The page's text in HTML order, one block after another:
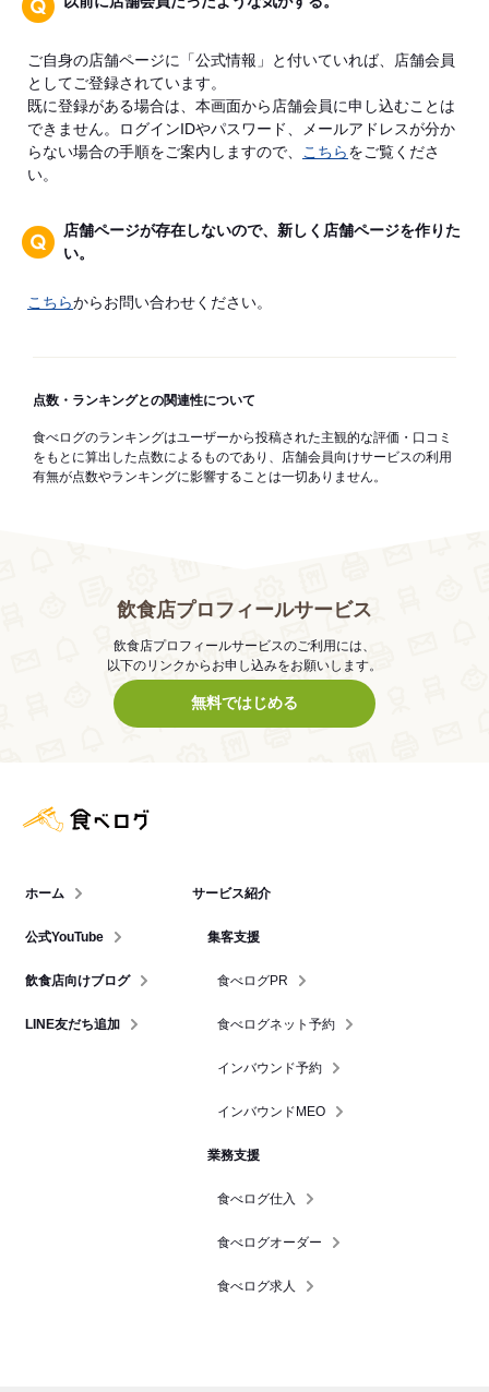
ご自身の店舗ページに「公式情報」と付いていれば、店舗会員
としてご登録されています。
既に登録がある場合は、本画面から店舗会員に申し込むことは
できません。ログインIDやパスワード、メールアドレスが分か
らない場合の手順をご案内しますので、
こちらをご覧くださ
い。
店舗ページが存在しないので、新しく店舗ページを作りた
い。
こちらからお問い合わせください。
点数・ランキングとの関連性について
食べログのランキングはユーザーから投稿された主観的な評価・口コミ
をもとに算出した点数によるものであり、店舗会員向けサービスの利用
有無が点数やランキングに影響することは一切ありません。
飲食店プロフィールサービス
飲食店プロフィールサービスのご利用には、
以下のリンクからお申し込みをお願いします。
無料ではじめる
ホーム
公式YouTube
飲食店向けブログ
LINE友だち追加
サービス紹介
集客支援
食べログPR
食べログネット予約
インバウンド予約
インバウンドMEO
業務支援
食べログ仕入
食べログオーダー
食べログ求人